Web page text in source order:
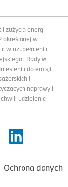
i zużycia energii
określonej w
w uzupełnieniu
i Rady w
do emisji
i
naprawy i
udzielenia
Ochrona danych